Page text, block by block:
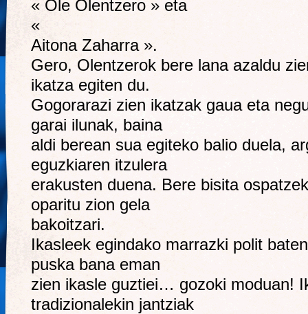
« Ole Olentzero » eta
«
Aitona Zaharra ».
Gero, Olentzerok bere lana azaldu
ikatza egiten du.
Gogorarazi zien ikatzak gaua eta
garai ilunak, baina
aldi berean sua egiteko balio duela,
eguzkiaren itzulera
erakusten duena. Bere bisita
oparitu zion gela
bakoitzari.
Ikasleek egindako marrazki polit
puska bana eman
zien ikasle guztiei… gozoki moduan!
tradizionalekin jantziak